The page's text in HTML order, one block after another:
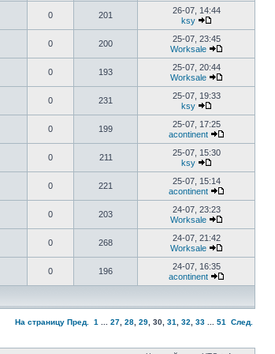
0 201
26-07, 14:44
ksy
0 200
25-07, 23:45
Worksale
0 193
25-07, 20:44
Worksale
0 231
25-07, 19:33
ksy
0 199
25-07, 17:25
acontinent
0 211
25-07, 15:30
ksy
0 221
25-07, 15:14
acontinent
0 203
24-07, 23:23
Worksale
0 268
24-07, 21:42
Worksale
0 196
24-07, 16:35
acontinent
На страницу Пред. 1 27 28 29 30 31 32 33 51 След.